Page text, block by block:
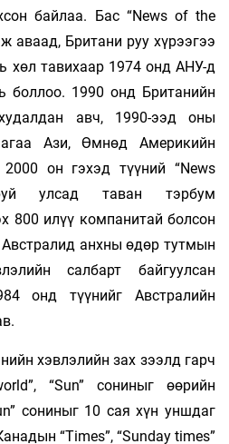
байлаа. Бас “News of the
аваад, Британи руу хүрээгээ
хөл тавихаар 1974 онд АНУ-д
боллоо. 1990 онд Британийн
авч, 1990-ээд оны
Ази, Өмнөд Америкийн
он гэхэд түүний “News
улсад таван тэрбум
800 илүү компанитай болсон
анхны өдөр тутмын
салбарт байгуулсан
онд түүнийг Австралийн
хэвлэлийн зах зээлд гарч
“Sun” сониныг өөрийн
сониныг 10 сая хүн уншдаг
“Times”, “Sunday times”